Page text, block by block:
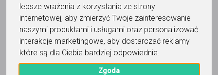
lepsze wrażenia z korzystania ze strony
internetowej, aby zmierzyć Twoje zainteresowanie
naszymi produktami i usługami oraz personalizować
interakcje marketingowe, aby dostarczać reklamy
które są dla Ciebie bardziej odpowiednie
Zgoda
Do ulubionych
Oznacz wystąpienie kontaktu